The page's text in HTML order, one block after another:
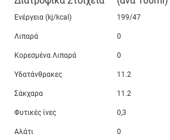
Ενέργεια (kj/kcal) 199/47
Λιπαρά 0
Κορεσμένα Λιπαρά 0
Υδατάνθρακες 11.2
Σάκχαρα 11.2
Φυτικές ίνες 0,3
Αλάτι 0